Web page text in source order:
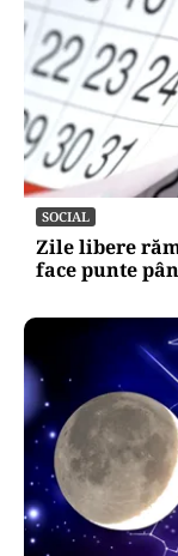
SOCIAL
Zile libere
face punte